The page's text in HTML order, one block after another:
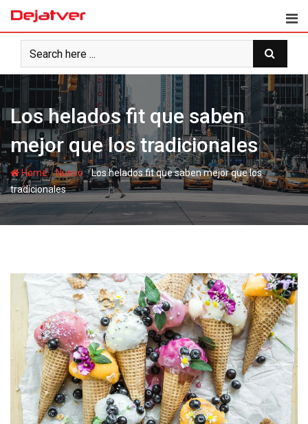
Skip
content
Los helados fit que saben
mejor que los tradicionales
Home-Nuevo-Los helados fit que saben mejor que los
tradicionales